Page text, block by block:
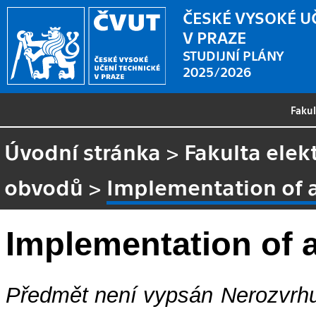
ČESKÉ VYSOKÉ
V PRAZE
STUDIJNÍ PLÁNY
2025/2026
Úvodní stránka > Fakulta
obvodů > Implementation of
Implementation of
Předmět není vypsán